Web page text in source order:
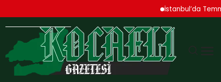
İstanbul’da Temmuz